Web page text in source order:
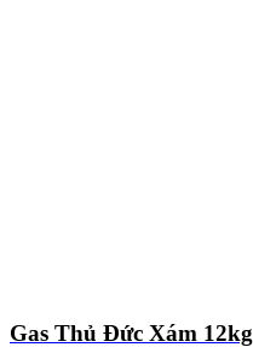
Gas Thủ Đức Xám 12kg